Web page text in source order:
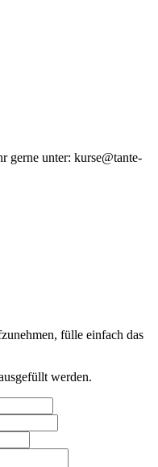
gerne unter: kurse@tante-
fülle einfach das
werden.